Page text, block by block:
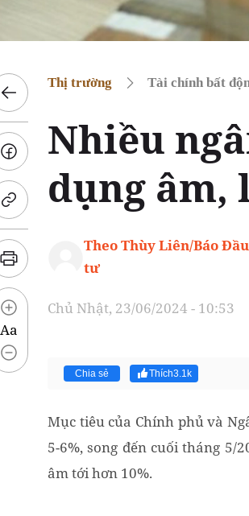
Aa
Thị trường Tài chính bất
Nhiều
dụng âm,
Theo Thùy Liên/Báo Đầu
tư
Chủ Nhật, 23/06/2024 - 10:53
Chia sẻ Thích3.1k
Mục tiêu của Chính phủ và
5-6%, song đến cuối tháng
âm tới hơn 10%.